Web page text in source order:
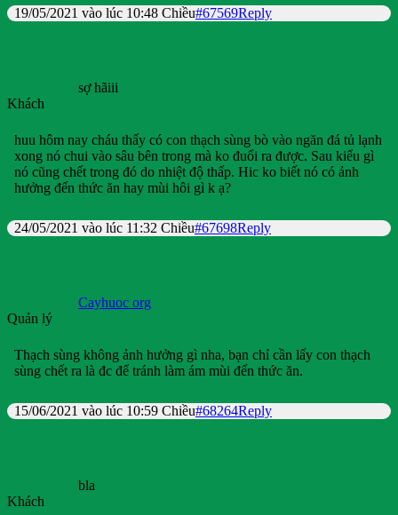
19/05/2021 vào lúc 10:48 Chiều#67569Reply
sợ hãiii
Khách
huu hôm nay cháu thấy có con thạch sùng bò vào ngăn đá tủ lạnh
xong nó chui vào sâu bên trong mà ko đuổi ra được. Sau kiểu gì
nó cũng chết trong đó do nhiệt độ thấp. Hic ko biết nó có ảnh
hưởng đến thức ăn hay mùi hôi gì k ạ?
24/05/2021 vào lúc 11:32 Chiều#67698Reply
Cayhuoc org
Quản lý
Thạch sùng không ảnh hưởng gì nha, bạn chỉ cần lấy con thạch
sùng chết ra là đc để tránh làm ám mùi đến thức ăn.
15/06/2021 vào lúc 10:59 Chiều#68264Reply
bla
Khách